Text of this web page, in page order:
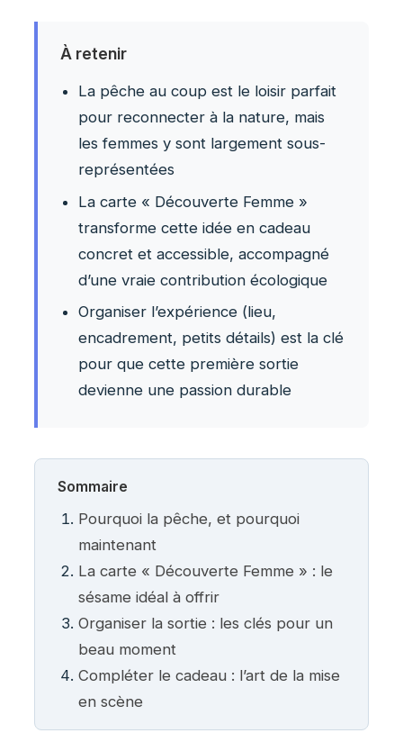
À retenir
La pêche au coup est le loisir parfait
pour reconnecter à la nature, mais
les femmes y sont largement sous-
représentées
La carte « Découverte Femme »
transforme cette idée en cadeau
concret et accessible, accompagné
d’une vraie contribution écologique
Organiser l’expérience (lieu,
encadrement, petits détails) est la clé
pour que cette première sortie
devienne une passion durable
Sommaire
Pourquoi la pêche, et pourquoi
maintenant
La carte « Découverte Femme » : le
sésame idéal à offrir
Organiser la sortie : les clés pour un
beau moment
Compléter le cadeau : l’art de la mise
en scène